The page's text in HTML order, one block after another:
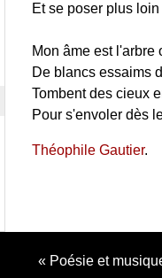
Et se poser plus
Mon âme est l'arbre
De blancs essaims
Tombent des cieux
Pour s'envoler dès
Théophile Gautier.
Poésie et